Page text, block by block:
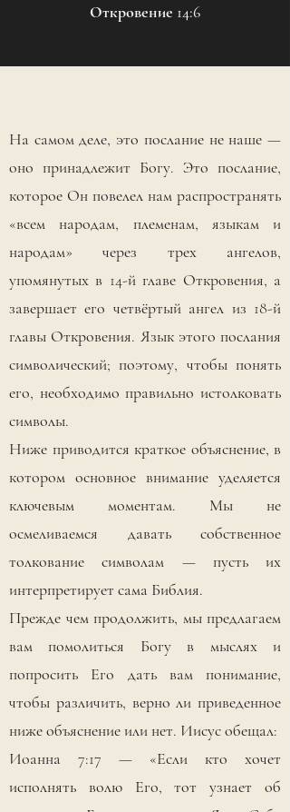
Откровение 14:6
На самом деле, это послание не наше —
оно принадлежит Богу. Это послание,
которое Он повелел нам распространять
«всем народам, племенам, языкам и
народам» через трех ангелов,
упомянутых в 14-й главе Откровения, а
завершает его четвёртый ангел из 18-й
главы Откровения. Язык этого послания
символический; поэтому, чтобы понять
его, необходимо правильно истолковать
символы.
Ниже приводится краткое объяснение, в
котором основное внимание уделяется
ключевым моментам. Мы не
осмеливаемся давать собственное
толкование символам — пусть их
интерпретирует сама Библия.
Прежде чем продолжить, мы предлагаем
вам помолиться Богу в мыслях и
попросить Его дать вам понимание,
чтобы различить, верно ли приведенное
ниже объяснение или нет. Иисус обещал:
Иоанна 7:17 — «Если кто хочет
исполнять волю Его, тот узнает об